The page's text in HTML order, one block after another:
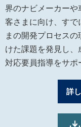
界のナビメーカーや
客さまに向け、すで
まの開発プロセス
けた課題を発見し
対応要員指導をサポ
詳